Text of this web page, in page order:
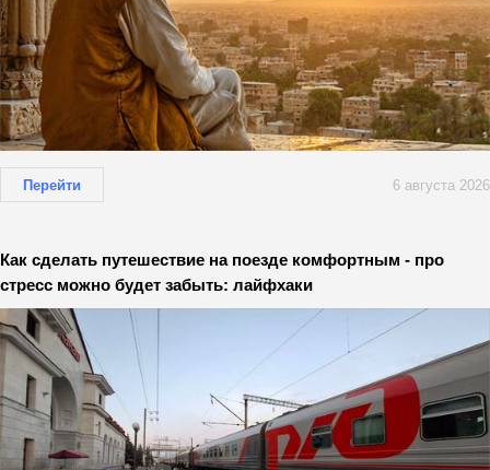
Перейти 6 августа 2026
Как сделать путешествие на поезде комфортным - про
стресс можно будет забыть: лайфхаки